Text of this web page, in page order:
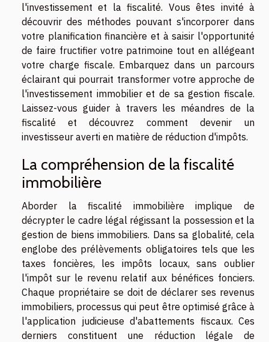
l'investissement et la fiscalité. Vous êtes invité à
découvrir des méthodes pouvant s'incorporer dans
votre planification financière et à saisir l'opportunité
de faire fructifier votre patrimoine tout en allégeant
votre charge fiscale. Embarquez dans un parcours
éclairant qui pourrait transformer votre approche de
l'investissement immobilier et de sa gestion fiscale.
Laissez-vous guider à travers les méandres de la
fiscalité et découvrez comment devenir un
investisseur averti en matière de réduction d'impôts.
La compréhension de la fiscalité
immobilière
Aborder la fiscalité immobilière implique de
décrypter le cadre légal régissant la possession et la
gestion de biens immobiliers. Dans sa globalité, cela
englobe des prélèvements obligatoires tels que les
taxes foncières, les impôts locaux, sans oublier
l'impôt sur le revenu relatif aux bénéfices fonciers.
Chaque propriétaire se doit de déclarer ses revenus
immobiliers, processus qui peut être optimisé grâce à
l'application judicieuse d'abattements fiscaux. Ces
derniers constituent une réduction légale de